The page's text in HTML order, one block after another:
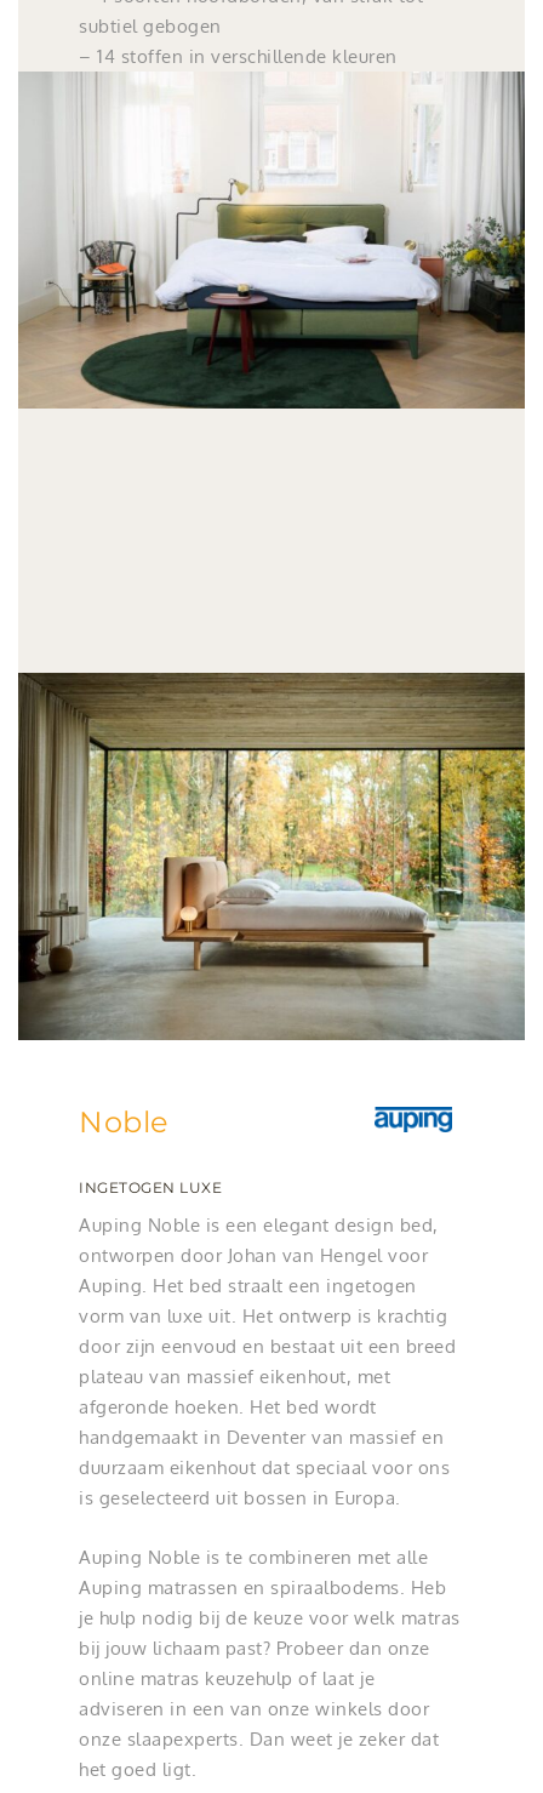
subtiel gebogen
– 14 stoffen in verschillende kleuren
Noble
INGETOGEN LUXE
Auping Noble is een elegant design bed,
ontworpen door Johan van Hengel voor
Auping. Het bed straalt een ingetogen
vorm van luxe uit. Het ontwerp is krachtig
door zijn eenvoud en bestaat uit een breed
plateau van massief eikenhout, met
afgeronde hoeken. Het bed wordt
handgemaakt in Deventer van massief en
duurzaam eikenhout dat speciaal voor ons
is geselecteerd uit bossen in Europa.
Auping Noble is te combineren met alle
Auping matrassen en spiraalbodems. Heb
je hulp nodig bij de keuze voor welk matras
bij jouw lichaam past? Probeer dan onze
online matras keuzehulp of laat je
adviseren in een van onze winkels door
onze slaapexperts. Dan weet je zeker dat
het goed ligt.